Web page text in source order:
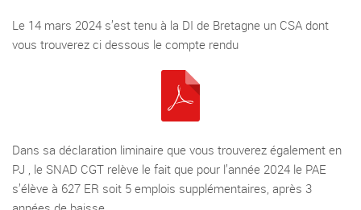
Le 14 mars 2024 s’est tenu à la DI de Bretagne un CSA dont
vous trouverez ci dessous le compte rendu
Dans sa déclaration liminaire que vous trouverez également en
PJ , le SNAD CGT relève le fait que pour l’année 2024 le PAE
s’élève à 627 ER soit 5 emplois supplémentaires, après 3